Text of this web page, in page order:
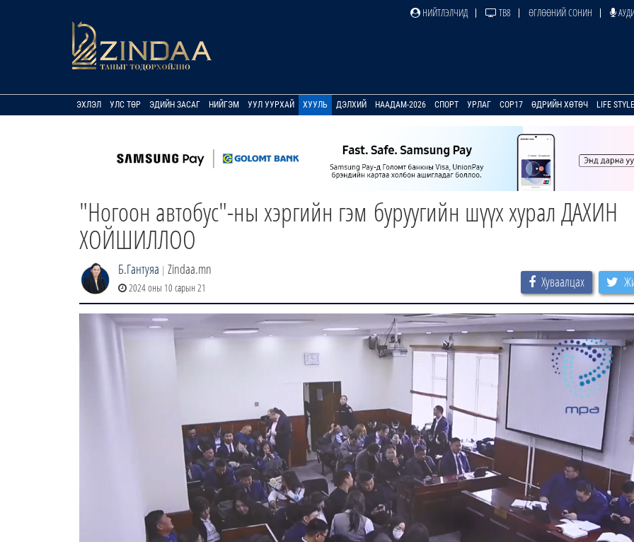
НИЙТЛЭЛЧИД ТВ8 ӨГЛӨӨНИЙ СОНИН
ЭХЛЭЛ УЛС ТӨР ЭДИЙН ЗАСАГ НИЙГЭМ УУЛ УУРХАЙ ХУУЛЬ ДЭЛХИЙ НААДАМ-2026 СПОРТ УРЛАГ COP17 ӨДРИЙН ХӨТӨЧ LIFE STYLE
"Ногоон автобус"-ны хэргийн гэм буруугийн шүүх хурал ДАХИН
ХОЙШИЛЛОО
Б.Гантуяа | Zindaa.mn
2024 оны 10 сарын 21 Хуваалцах